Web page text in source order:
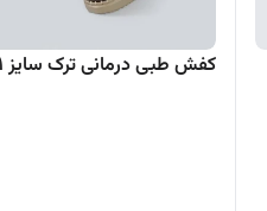
کفش طبی درمانی ترک سایز ۴۱